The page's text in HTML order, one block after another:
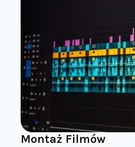
Montaż Filmów